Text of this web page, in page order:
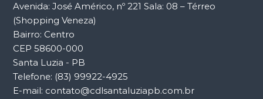
Avenida: José Américo, nº 221 Sala: 08 – Térreo
(Shopping Veneza)
Bairro: Centro
CEP 58600-000
Santa Luzia - PB
Telefone: (83) 99922-4925
E-mail: contato@cdlsantaluziapb.com.br